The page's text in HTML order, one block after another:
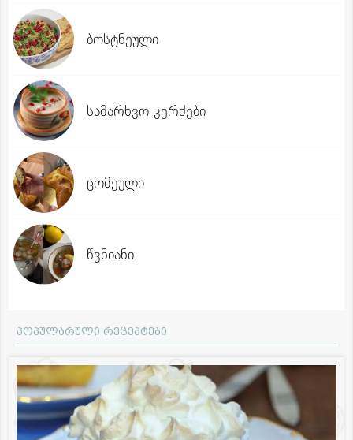
ბოსტნეული
სამარხვო კერძები
ცომეული
წვნიანი
პოპულარული რეცეპტები